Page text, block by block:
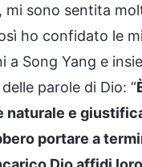
mi sono sentita
ho confidato le
a Song Yang e
parole di Dio: “
naturale e
portare a